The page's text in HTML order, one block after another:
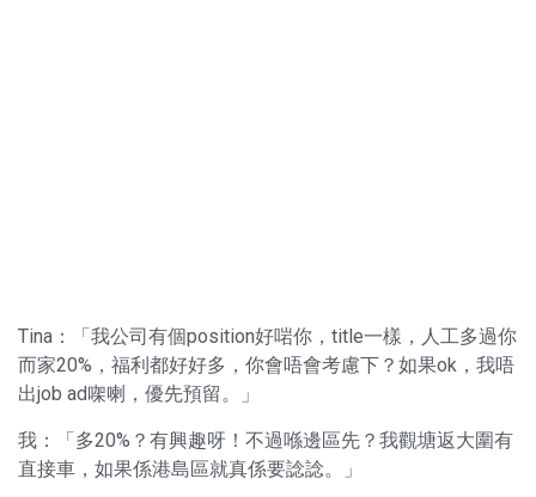
Tina：「我公司有個position好啱你，title一樣，人工多過你
而家20%，福利都好好多，你會唔會考慮下？如果ok，我唔
出job ad㗎喇，優先預留。」
我：「多20%？有興趣呀！不過喺邊區先？我觀塘返大圍有
直接車，如果係港島區就真係要諗諗。」